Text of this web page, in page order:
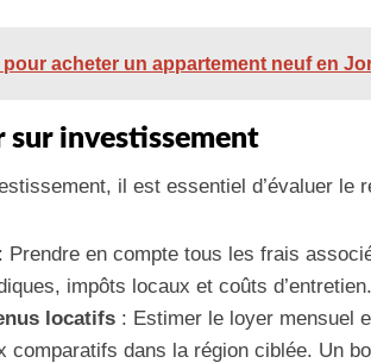
pour acheter un appartement neuf en
sur investissement
il est essentiel d’évaluer le
: Prendre en compte tous les frais
impôts locaux et coûts d’entretien.
locatifs : Estimer le loyer mensuel
comparatifs dans la région ciblée. Un